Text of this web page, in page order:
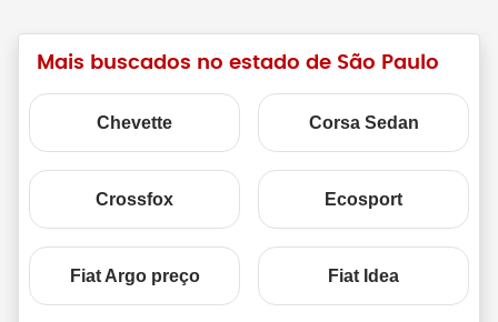
Mais buscados no estado de São Paulo
Chevette Corsa Sedan
Crossfox Ecosport
Fiat Argo preço Fiat Idea